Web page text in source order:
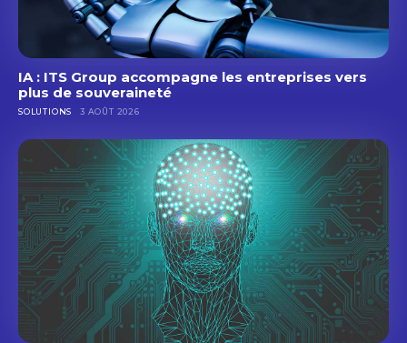
IA : ITS Group accompagne les entreprises vers
plus de souveraineté
SOLUTIONS 3 AOÛT 2026